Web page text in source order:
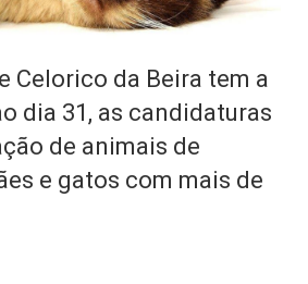
Celorico da Beira tem a
dia 31, as candidaturas
de animais de
e gatos com mais de